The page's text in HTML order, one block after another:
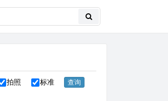
拍照 标准